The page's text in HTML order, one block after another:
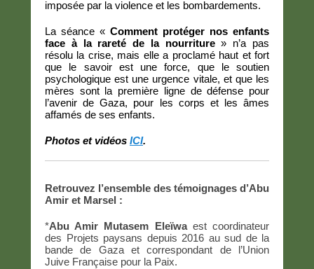
imposée par la violence et les bombardements.
La séance « Comment protéger nos enfants
face à la rareté de la nourriture» n’a pas
résolu la crise, mais elle a proclamé haut et fort
que le savoir est une force, que le soutien
psychologique est une urgence vitale, et que les
mères sont la première ligne de défense pour
l’avenir de Gaza, pour les corps et les âmes
affamés de ses enfants.
Photos et vidéos ICI.
Retrouvez l’ensemble des témoignages d’Abu
Amir et Marsel :
*Abu Amir Mutasem Eleïwaest coordinateur
des Projets paysans depuis 2016 au sud de la
bande de Gaza et correspondant de l’Union
Juive Française pour la Paix.